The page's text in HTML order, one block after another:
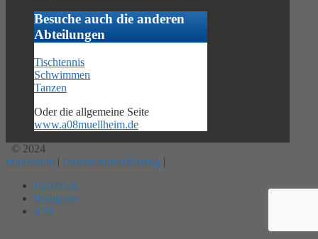
Besuche auch die anderen
Abteilungen
Tischtennis
Schwimmen
Tanzen
Oder die allgemeine Seite
www.a08muellheim.de
© 2024
Impressum | Datenschutzerklärung |
Facebook
Instagram
RSS